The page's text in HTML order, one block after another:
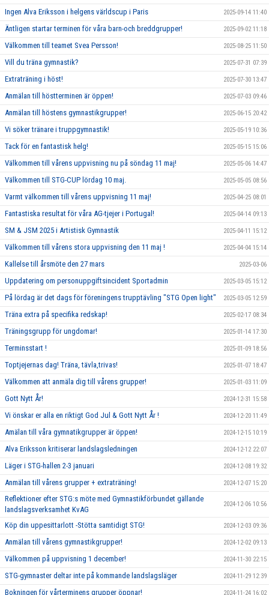
Ingen Alva Eriksson i helgens världscup i Paris 2025-09-14 11:40
Äntligen startar terminen för våra barn-och breddgrupper! 2025-09-02 11:18
Välkommen till teamet Svea Persson! 2025-08-25 11:50
Vill du träna gymnastik? 2025-07-31 07:39
Extraträning i höst! 2025-07-30 13:47
Anmälan till höstterminen är öppen! 2025-07-03 09:46
Anmälan till höstens gymnastikgrupper! 2025-06-15 20:42
Vi söker tränare i truppgymnastik! 2025-05-19 10:36
Tack för en fantastisk helg! 2025-05-15 15:06
Välkommen till vårens uppvisning nu på söndag 11 maj! 2025-05-06 14:47
Välkommen till STG-CUP lördag 10 maj. 2025-05-05 08:56
Varmt välkommen till vårens uppvisning 11 maj! 2025-04-25 08:01
Fantastiska resultat för våra AG-tjejer i Portugal! 2025-04-14 09:13
SM & JSM 2025 i Artistisk Gymnastik 2025-04-11 15:12
Välkommen till vårens stora uppvisning den 11 maj ! 2025-04-04 15:14
Kallelse till årsmöte den 27 mars 2025-03-06
Uppdatering om personuppgiftsincident Sportadmin 2025-03-05 15:12
På lördag är det dags för föreningens trupptävling "STG Open light" 2025-03-05 12:59
Träna extra på specifika redskap! 2025-02-17 08:34
Träningsgrupp för ungdomar! 2025-01-14 17:30
Terminsstart ! 2025-01-09 18:56
Toptjejernas dag! Träna, tävla,trivas! 2025-01-07 18:47
Välkommen att anmäla dig till vårens grupper! 2025-01-03 11:09
Gott Nytt År! 2024-12-31 15:58
Vi önskar er alla en riktigt God Jul & Gott Nytt År ! 2024-12-20 11:49
Amälan till våra gymnatikgrupper är öppen! 2024-12-15 10:19
Alva Eriksson kritiserar landslagsledningen 2024-12-12 22:07
Läger i STG-hallen 2-3 januari 2024-12-08 19:32
Anmälan till vårens grupper + extraträning! 2024-12-07 15:20
Reflektioner efter STG:s möte med Gymnastikförbundet gällande
landslagsverksamhet KvAG
2024-12-06 10:56
Köp din uppesittarlott -Stötta samtidigt STG! 2024-12-03 09:36
Anmälan till vårens gymnastikgrupper! 2024-12-02 09:13
Välkommen på uppvisning 1 december! 2024-11-30 22:15
STG-gymnaster deltar inte på kommande landslagsläger 2024-11-29 12:39
Bokningen för vårterminens grupper öppnar! 2024-11-24 16:02